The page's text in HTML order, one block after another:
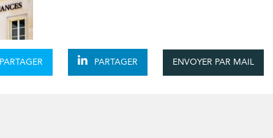
PARTAGER PARTAGER ENVOYER PAR MAIL